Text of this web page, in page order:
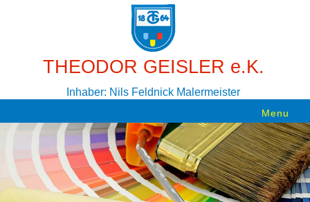
THEODOR GEISLER e.K.
Inhaber: Nils Feldnick Malermeister
Menu